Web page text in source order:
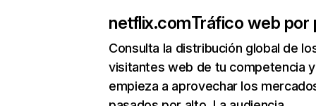
netflix.comTráfico web por
Consulta la distribución global de
visitantes web de tu competencia y
empieza a aprovechar los